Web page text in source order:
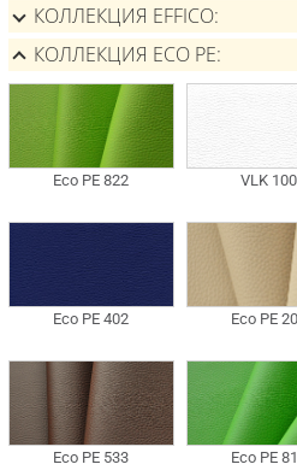
КОЛЛЕКЦИЯ EFFICO
КОЛЛЕКЦИЯ ECO PE